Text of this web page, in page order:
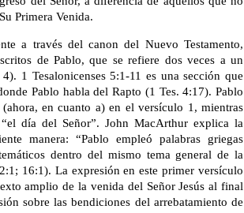
Primera Venida.
a través del canon del Nuevo Testamento,
de Pablo, que se refiere dos veces a un
1 Tesalonicenses 5:1-11 es una sección que
Pablo habla del Rapto (1 Tes. 4:17). Pablo
en cuanto a) en el versículo 1, mientras
día del Señor”. John MacArthur explica la
manera: “Pablo empleó palabras griegas
dentro del mismo tema general de la
16:1). La expresión en este primer versículo
amplio de la venida del Señor Jesús al final
sobre las bendiciones del arrebatamiento de